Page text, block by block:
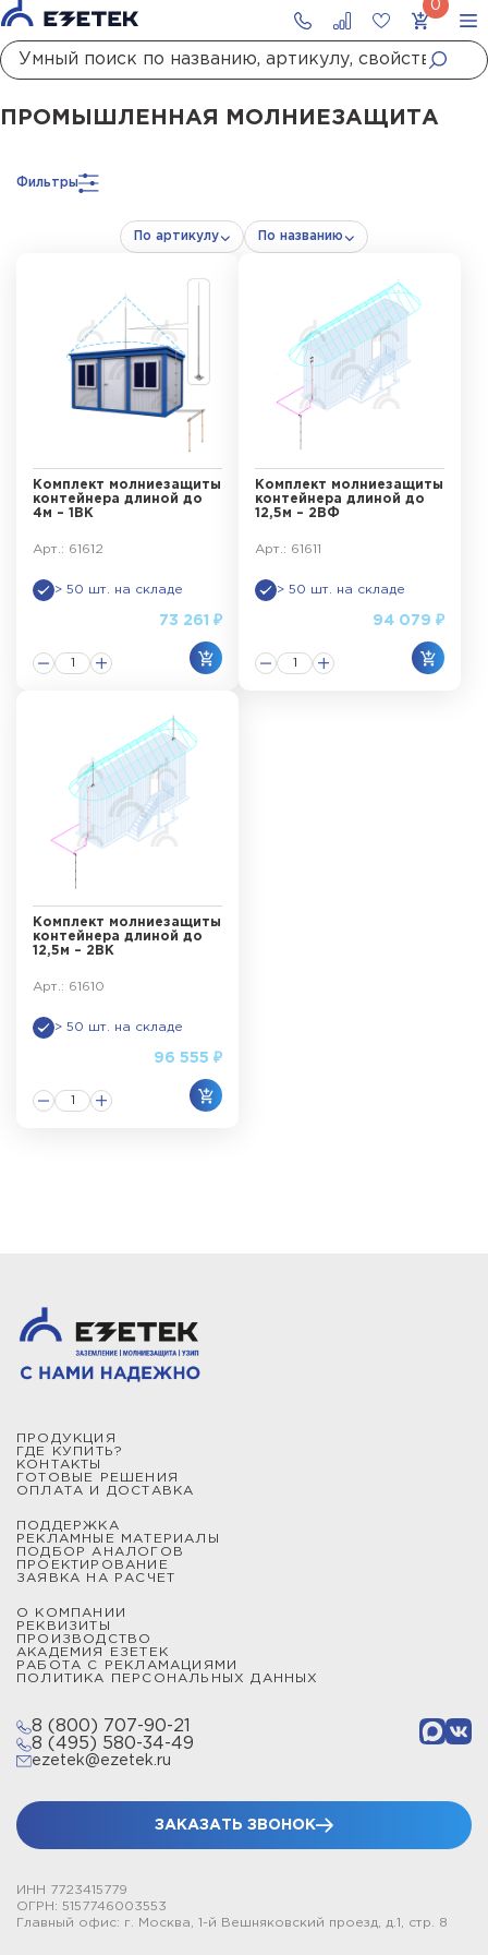
ГлавнаяКаталог МолниезащитаМолниезащита зданий и сооружений
ПРОМЫШЛЕННАЯ МОЛНИЕЗАЩИТА
Фильтры
По артикулу По названию
Комплект молниезащиты
контейнера длиной до
4м – 1ВК
Арт.: 61612
> 50 шт. на складе
73 261 ₽
Комплект молниезащиты
контейнера длиной до
12,5м – 2ВФ
Арт.: 61611
> 50 шт. на складе
94 079 ₽
Комплект молниезащиты
контейнера длиной до
12,5м – 2ВК
Арт.: 61610
> 50 шт. на складе
96 555 ₽
ПРОДУКЦИЯ
ГДЕ КУПИТЬ?
КОНТАКТЫ
ГОТОВЫЕ РЕШЕНИЯ
ОПЛАТА И ДОСТАВКА
ПОДДЕРЖКА
РЕКЛАМНЫЕ МАТЕРИАЛЫ
ПОДБОР АНАЛОГОВ
ПРОЕКТИРОВАНИЕ
ЗАЯВКА НА РАСЧЕТ
О КОМПАНИИ
РЕКВИЗИТЫ
ПРОИЗВОДСТВО
АКАДЕМИЯ ЕЗЕТЕК
РАБОТА С РЕКЛАМАЦИЯМИ
ПОЛИТИКА ПЕРСОНАЛЬНЫХ ДАННЫХ
8 (800) 707-90-21
8 (495) 580-34-49
ezetek@ezetek.ru
ЗАКАЗАТЬ ЗВОНОК
ИНН 7723415779
ОГРН: 5157746003553
Главный офис: г. Москва, 1-й Вешняковский проезд, д.1, стр. 8